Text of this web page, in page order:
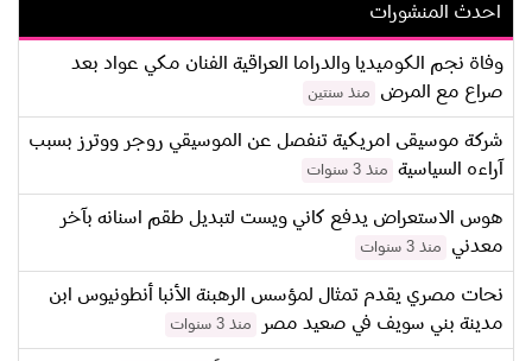
احدث المنشورات
وفاة نجم الكوميديا والدراما العراقية الفنان مكي عواد بعد
صراع مع المرض
منذ سنتين
شركة موسيقى امريكية تنفصل عن الموسيقي روجر ووترز بسبب
آراءه السياسية
منذ 3 سنوات
هوس الاستعراض يدفع كاني ويست لتبديل طقم اسنانه بآخر
معدني
منذ 3 سنوات
نحات مصري يقدم تمثال لمؤسس الرهبنة الأنبا أنطونيوس ابن
مدينة بني سويف في صعيد مصر
منذ 3 سنوات